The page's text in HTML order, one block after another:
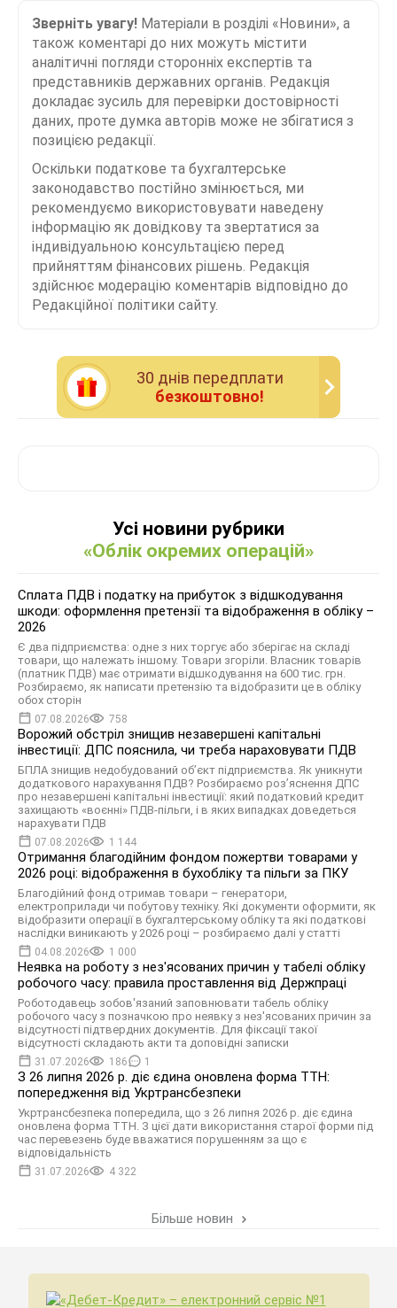
Зверніть увагу! Матеріали в розділі «Новини», а
також коментарі до них можуть містити
аналітичні погляди сторонніх експертів та
представників державних органів. Редакція
докладає зусиль для перевірки достовірності
даних, проте думка авторів може не збігатися з
позицією редакції.
Оскільки податкове та бухгалтерське
законодавство постійно змінюється, ми
рекомендуємо використовувати наведену
інформацію як довідкову та звертатися за
індивідуальною консультацією перед
прийняттям фінансових рішень. Редакція
здійснює модерацію коментарів відповідно до
Редакційної політики сайту.
30 днiв передплати
безкоштовно!
Усі новини рубрики
«Облік окремих операцій»
Сплата ПДВ і податку на прибуток з відшкодування
шкоди: оформлення претензії та відображення в обліку –
2026
Є два підприємства: одне з них торгує або зберігає на складі
товари, що належать іншому. Товари згоріли. Власник товарів
(платник ПДВ) має отримати відшкодування на 600 тис. грн.
Розбираємо, як написати претензію та відобразити це в обліку
обох сторін
07.08.2026 758
Ворожий обстріл знищив незавершені капітальні
інвестиції: ДПС пояснила, чи треба нараховувати ПДВ
БПЛА знищив недобудований об’єкт підприємства. Як уникнути
додаткового нарахування ПДВ? Розбираємо роз’яснення ДПС
про незавершені капітальні інвестиції: який податковий кредит
захищають «воєнні» ПДВ-пільги, і в яких випадках доведеться
нарахувати ПДВ
07.08.2026 1 144
Отримання благодійним фондом пожертви товарами у
2026 році: відображення в бухобліку та пільги за ПКУ
Благодійний фонд отримав товари – генератори,
електроприлади чи побутову техніку. Які документи оформити, як
відобразити операції в бухгалтерському обліку та які податкові
наслідки виникають у 2026 році – розбираємо далі у статті
04.08.2026 1 000
Неявка на роботу з нез'ясованих причин у табелі обліку
робочого часу: правила проставлення від Держпраці
Роботодавець зобов'язаний заповнювати табель обліку
робочого часу з позначкою про неявку з нез'ясованих причин за
відсутності підтвердних документів. Для фіксації такої
відсутності складають акти та доповідні записки
31.07.2026 186 1
З 26 липня 2026 р. діє єдина оновлена форма ТТН:
попередження від Укртрансбезпеки
Укртрансбезпека попередила, що з 26 липня 2026 р. діє єдина
оновлена форма ТТН. З цієї дати використання старої форми під
час перевезень буде вважатися порушенням за що є
відповідальність
31.07.2026 4 322
Більше новин